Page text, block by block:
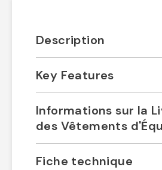
Description
Key Features
Informations sur la
des Vêtements
Fiche technique